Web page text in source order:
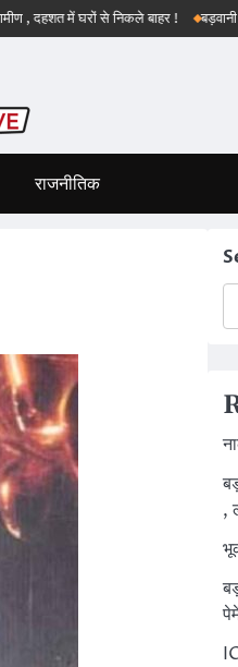
में घरों से निकले बाहर ! बड़वानी कलेक्टर
राजनीतिक
,